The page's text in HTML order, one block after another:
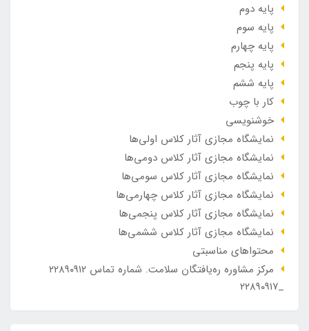
پایه دوم
پایه سوم
پایه چهارم
پایه پنجم
پایه ششم
کار با چوب
خوشنویسی
نمایشگاه مجازی آثار کلاس اولی‌ها
نمایشگاه مجازی آثار کلاس دومی‌ها
نمایشگاه مجازی آثار کلاس سومی‌ها
نمایشگاه مجازی آثار کلاس چهارمی‌ها
نمایشگاه مجازی آثار کلاس پنجمی‌ها
نمایشگاه مجازی آثار کلاس ششمی‌ها
محتواهای مناسبتی
مرکز مشاوره ره‌یافتگان سلامت. شماره تماس ۲۲۸۹۰۹۱۲
_۲۲۸۹۰۹۱۷